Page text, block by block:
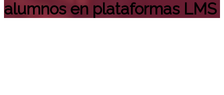
alumnos en plataformas LMS